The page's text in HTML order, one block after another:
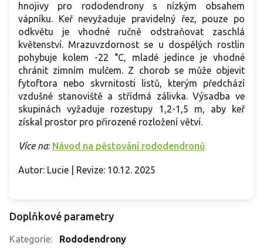
hnojivy pro rododendrony s nízkým obsahem
vápníku. Keř nevyžaduje pravidelný řez, pouze po
odkvětu je vhodné ručně odstraňovat zaschlá
květenství. Mrazuvzdornost se u dospělých rostlin
pohybuje kolem -22 °C, mladé jedince je vhodné
chránit zimním mulčem. Z chorob se může objevit
fytoftora nebo skvrnitosti listů, kterým předchází
vzdušné stanoviště a střídmá zálivka. Výsadba ve
skupinách vyžaduje rozestupy 1,2-1,5 m, aby keř
získal prostor pro přirozené rozložení větví.
Více na: Návod na pěstování rododendronů
Autor: Lucie | Revize: 10.12. 2025
Doplňkové parametry
Kategorie:
Rododendrony